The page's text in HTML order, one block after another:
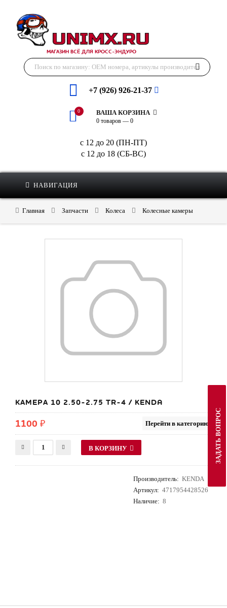
МАГАЗИН ВСЁ ДЛЯ КРОСС-ЭНДУРО
+7 (926) 926-21-37
0 ВАША КОРЗИНА
0 товаров — 0
с 12 до 20 (ПН-ПТ)
с 12 до 18 (СБ-ВС)
НАВИГАЦИЯ
Главная Запчасти Колеса Колесные камеры
КАМЕРА 10 2.50-2.75 TR-4 / KENDA
1100 ₽ Перейти в категорию
В КОРЗИНУ
Производитель: KENDA
Артикул: 4717954428526
Наличие: 8
ЗАДАТЬ ВОПРОС